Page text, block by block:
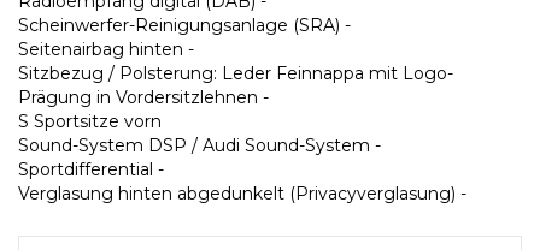
Scheinwerfer-Reinigungsanlage (SRA) -
Seitenairbag hinten -
Sitzbezug / Polsterung: Leder Feinnappa mit Logo-
Prägung in Vordersitzlehnen -
S Sportsitze vorn
Sound-System DSP / Audi Sound-System -
Sportdifferential -
Verglasung hinten abgedunkelt (Privacyverglasung) -